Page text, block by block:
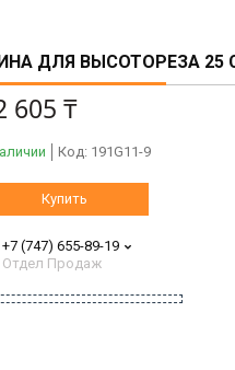
ДЛЯ ВЫСОТОРЕЗА 25
605 ₸
Код: 191G11-9
Купить
+7 (747) 655-89-19
Отдел Продаж